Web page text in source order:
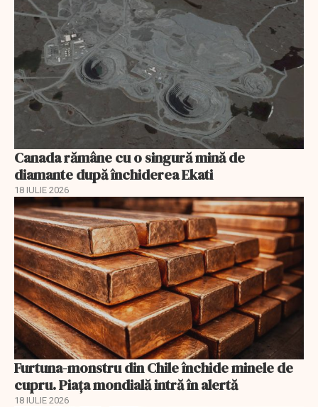
Canada rămâne cu o singură mină de
diamante după închiderea Ekati
18 IULIE 2026
Furtuna-monstru din Chile închide minele de
cupru. Piața mondială intră în alertă
18 IULIE 2026